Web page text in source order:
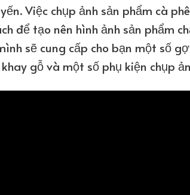
Việc chụp ảnh sản phẩm cà
để tạo nên hình ảnh sản phẩm
sẽ cung cấp cho bạn một số
gỗ và một số phụ kiện chụp